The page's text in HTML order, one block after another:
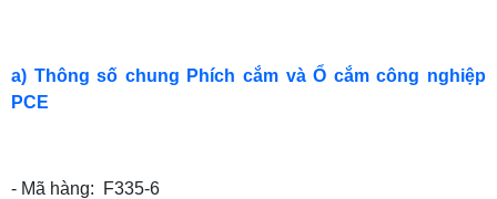
a) Thông số chung Phích cắm và Ổ cắm công nghiệp
PCE
- Mã hàng: F335-6